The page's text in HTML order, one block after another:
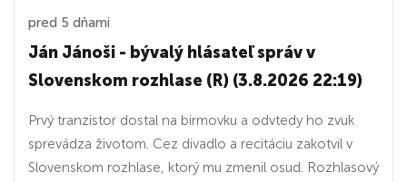
pred 5 dňami
Ján Jánoši - bývalý hlásateľ správ v
Slovenskom rozhlase (R) (3.8.2026 22:19)
Prvý tranzistor dostal na birmovku a odvtedy ho zvuk
sprevádza životom. Cez divadlo a recitáciu zakotvil v
Slovenskom rozhlase, ktorý mu zmenil osud. Rozhlasový